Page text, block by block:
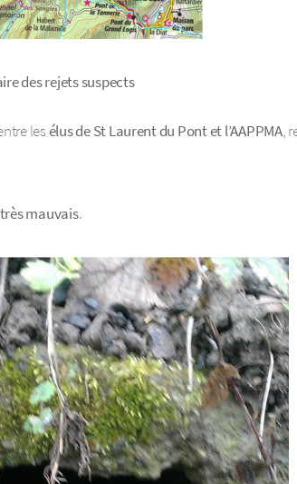
des rejets suspects
lesélus de St Laurent du Pont et l’AAPPMA,
mauvais.